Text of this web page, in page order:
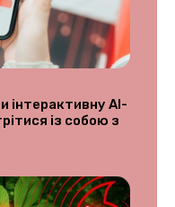
інтерактивну AI-
із собою з